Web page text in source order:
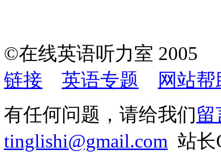
©在线英语听力室
链接
英语专题
网站帮
有任何问题，请给我们留
tinglishi@gmail.com 站长